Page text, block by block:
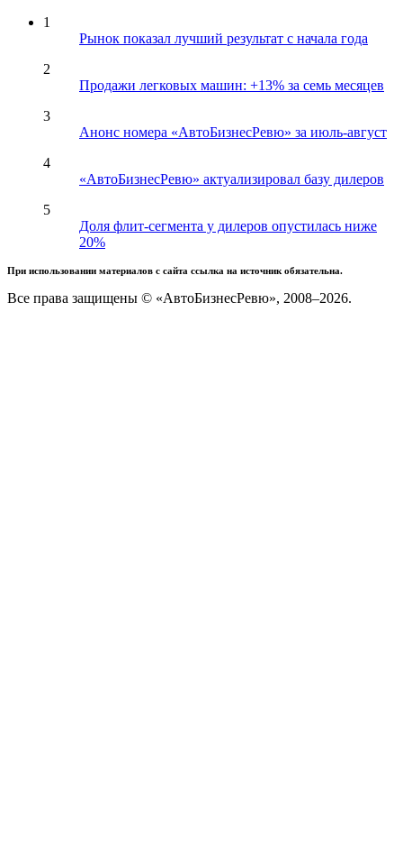
1
Рынок показал лучший результат с начала года
2
Продажи легковых машин: +13% за семь месяцев
3
Анонс номера «АвтоБизнесРевю» за июль-август
4
«АвтоБизнесРевю» актуализировал базу дилеров
5
Доля флит-сегмента у дилеров опустилась ниже
20%
При использовании материалов с сайта ссылка на источник обязательна.
Все права защищены © «АвтоБизнесРевю», 2008–2026.